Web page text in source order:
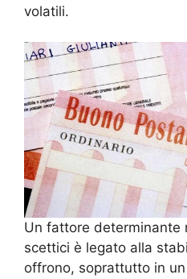
volatili.
Un fattore determinante
scettici è legato alla
offrono, soprattutto in